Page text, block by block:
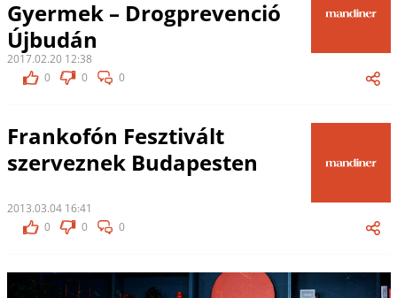
Gyermek – Drogprevenció
Újbudán
2017.02.20 12:38
0
0 0
Frankofón Fesztivált
szerveznek Budapesten
2013.03.04 16:41
0
0 0